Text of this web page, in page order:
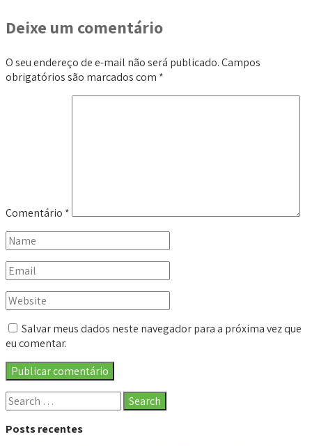
Deixe um comentário
O seu endereço de e-mail não será publicado.Campos
obrigatórios são marcados com *
Comentário *
Salvar meus dados neste navegador para a próxima vez que
eu comentar.
Posts recentes